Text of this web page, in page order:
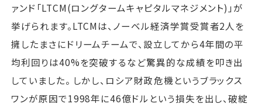
ァンド「LTCM(ロングタームキャピタルマネジメント)」が
挙げられます。LTCMは、ノーベル経済学賞受賞者2人を
擁したまさにドリームチームで、設立してから4年間の平
均利回りは40%を突破するなど驚異的な成績を叩き出
していました。 しかし、ロシア財政危機というブラックス
ワンが原因で1998年に46億ドルという損失を出し、破綻